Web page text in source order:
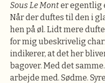
Sous Le Monter egentlig
Når der duftes til den i
hen på øl. Lidt mere
for mig ubeskrivelig
indikerer, at det her
bagover. Med det
arbejde med. Sødme.